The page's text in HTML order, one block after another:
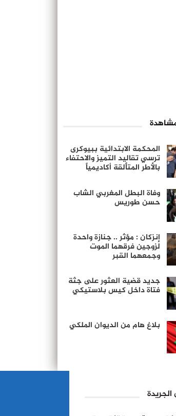
مشاهدة
المحكمة الابتدائية ببيوكرى
ترسي تقاليد التميز والاحتفاء
بالأطر المتألقة أكاديمياً
وفاة البطل المغربي الشاب
حسن طوريس
إنزكان : مؤثر .. جنازة واحدة
لزوجين فرقهما الموت
وجمعهما القبر
جديد قضية العثور على جثة
فتاة داخل كيس بلاستيكي
بلاغ هام من الديوان الملكي